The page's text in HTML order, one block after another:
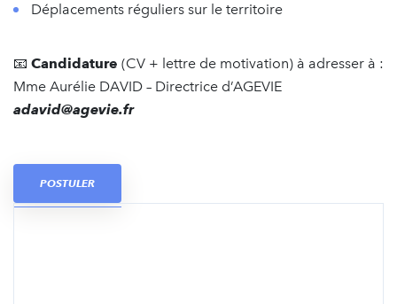
Déplacements réguliers sur le territoire
📧 Candidature (CV + lettre de motivation) à adresser à :
Mme Aurélie DAVID – Directrice d’AGEVIE
adavid@agevie.fr
POSTULER